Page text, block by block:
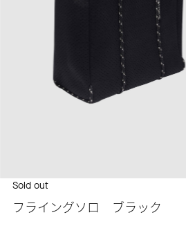
Sold out
フライングソロ ブラック